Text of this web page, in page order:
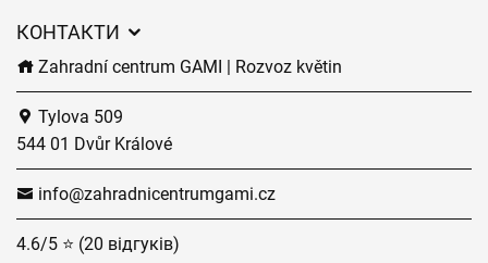
КОНТАКТИ
Zahradní centrum GAMI | Rozvoz květin
Tylova 509
544 01 Dvůr Králové
info@zahradnicentrumgami.cz
4.6/5 ⭐ (20 відгуків)